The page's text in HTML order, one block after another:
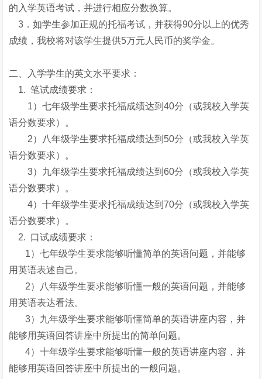
的入学英语考试，并进行相应分数换算。
3．如学生参加正规的托福考试，并获得90分以上的优秀
成绩，我校将对该学生提供5万元人民币的奖学金。
二、入学学生的英文水平要求：
1. 笔试成绩要求：
1）七年级学生要求托福成绩达到40分（或我校入学英
语分数要求）。
2）八年级学生要求托福成绩达到50分（或我校入学英
语分数要求）。
3）九年级学生要求托福成绩达到60分（或我校入学英
语分数要求）。
4）十年级学生要求托福成绩达到70分（或我校入学英
语分数要求）。
2. 口试成绩要求：
1）七年级学生要求能够听懂简单的英语问题，并能够
用英语表述自己。
2）八年级学生要求能够听懂一般的英语问题，并能够
用英语表达看法。
3）九年级学生要求能够听懂简单的英语讲座内容，并
能够用英语回答讲座中所提出的简单问题。
4）十年级学生要求能够听懂一般的英语讲座内容，并
能够用英语回答讲座中所提出的一般问题。